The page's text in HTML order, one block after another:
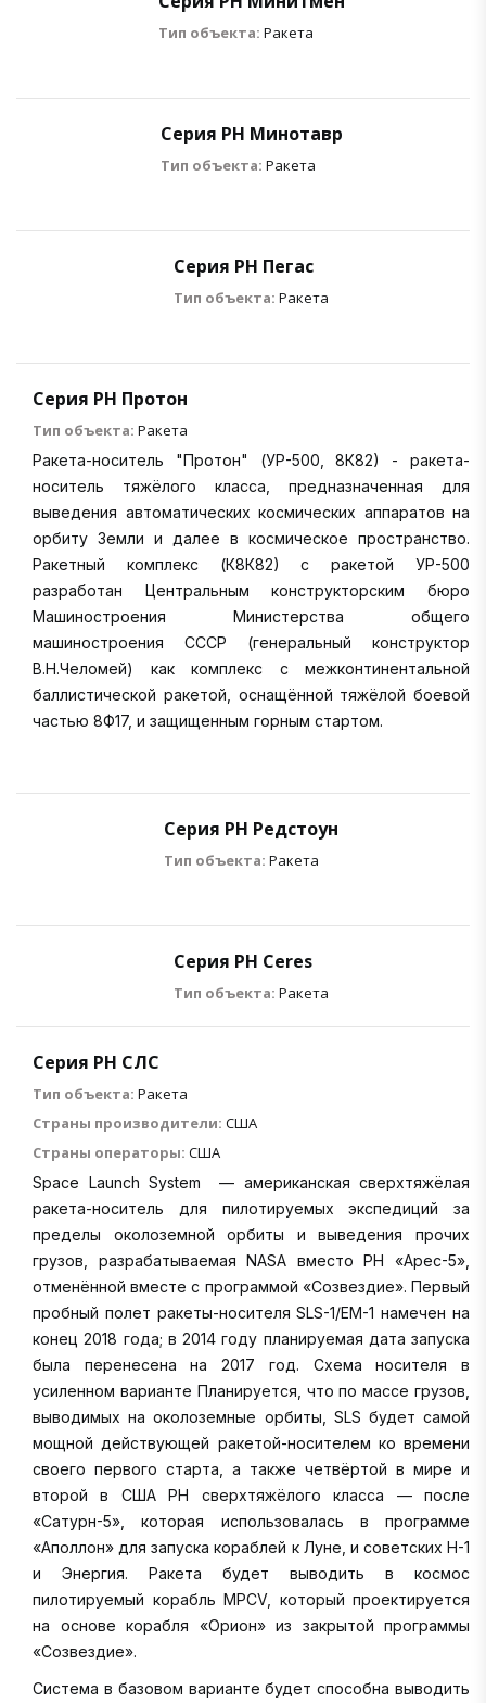
Тип объекта: Ракета
Серия РН Минотавр
Тип объекта: Ракета
Серия РН Пегас
Тип объекта: Ракета
Серия РН Протон
Тип объекта: Ракета
Ракета-носитель "Протон" (УР-500, 8К82) - ракета-
носитель тяжёлого класса, предназначенная для
выведения автоматических космических аппаратов на
орбиту Земли и далее в космическое пространство.
Ракетный комплекс (К8К82) с ракетой УР-500
разработан Центральным конструкторским бюро
Машиностроения Министерства общего
машиностроения СССР (генеральный конструктор
В.Н.Челомей) как комплекс с межконтинентальной
баллистической ракетой, оснащённой тяжёлой боевой
частью 8Ф17, и защищенным горным стартом.
Серия РН Редстоун
Тип объекта: Ракета
Серия РН Сeres
Тип объекта: Ракета
Серия РН СЛС
Тип объекта: Ракета
Страны производители: США
Страны операторы: США
Space Launch System — американская сверхтяжёлая
ракета-носитель для пилотируемых экспедиций за
пределы околоземной орбиты и выведения прочих
грузов, разрабатываемая NASA вместо РН «Арес-5»,
отменённой вместе с программой «Созвездие». Первый
пробный полет ракеты-носителя SLS-1/EM-1 намечен на
конец 2018 года; в 2014 году планируемая дата запуска
была перенесена на 2017 год. Схема носителя в
усиленном варианте Планируется, что по массе грузов,
выводимых на околоземные орбиты, SLS будет самой
мощной действующей ракетой-носителем ко времени
своего первого старта, а также четвёртой в мире и
второй в США РН сверхтяжёлого класса — после
«Сатурн-5», которая использовалась в программе
«Аполлон» для запуска кораблей к Луне, и советских Н-1
и Энергия. Ракета будет выводить в космос
пилотируемый корабль MPCV, который проектируется
на основе корабля «Орион» из закрытой программы
«Созвездие».
Система в базовом варианте будет способна выводить